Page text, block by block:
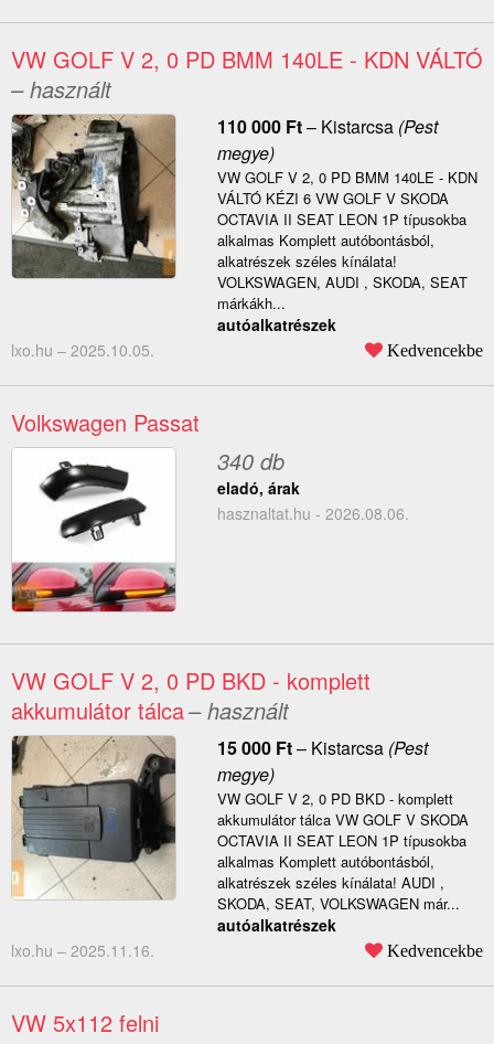
VW GOLF V 2, 0 PD BMM 140LE - KDN VÁLTÓ
– használt
110 000 Ft– Kistarcsa(Pest
megye)
VW GOLF V 2, 0 PD BMM 140LE - KDN
VÁLTÓ KÉZI 6 VW GOLF V SKODA
OCTAVIA II SEAT LEON 1P típusokba
alkalmas Komplett autóbontásból,
alkatrészek széles kínálata!
VOLKSWAGEN, AUDI , SKODA, SEAT
márkákh...
autóalkatrészek
lxo.hu – 2025.10.05. Kedvencekbe
Volkswagen Passat
340 db
eladó, árak
hasznaltat.hu - 2026.08.06.
VW GOLF V 2, 0 PD BKD - komplett
akkumulátor tálca– használt
15 000 Ft– Kistarcsa(Pest
megye)
VW GOLF V 2, 0 PD BKD - komplett
akkumulátor tálca VW GOLF V SKODA
OCTAVIA II SEAT LEON 1P típusokba
alkalmas Komplett autóbontásból,
alkatrészek széles kínálata! AUDI ,
SKODA, SEAT, VOLKSWAGEN már...
autóalkatrészek
lxo.hu – 2025.11.16. Kedvencekbe
VW 5x112 felni